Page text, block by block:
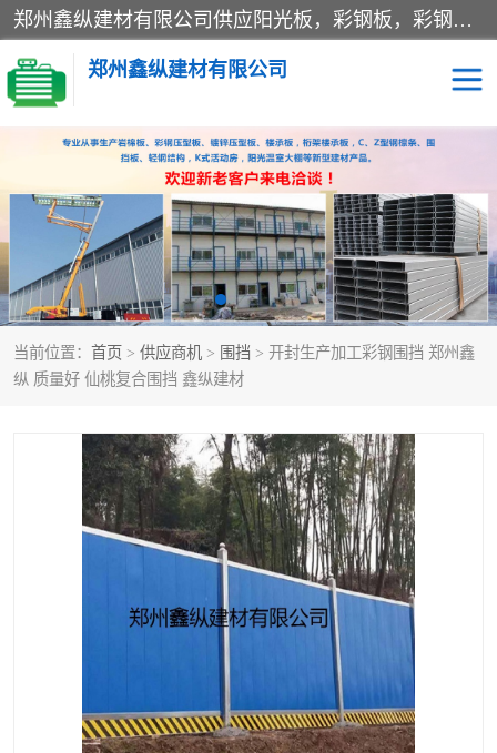
郑州鑫纵建材有限公司供应阳光板，彩钢板，彩钢钢构工程是一家集生产销售租赁安装于一体的企业，主要生产PC采光板，耐力板，仿古琉璃采光板，岩棉板、彩钢压型板、镀锌压型板、桁架楼承板，C、Z型钢檩条、围挡板、轻钢结构，阳光温室大棚等新型建材产品。公司旗下有多台移动式高空压瓦机租赁，承接全国各地业务，专业对外租赁各种型号压瓦机。
郑州鑫纵建材有限公司
当前位置： 首页 > 供应商机 > 围挡 > 开封生产加工彩钢围挡 郑州鑫
纵 质量好 仙桃复合围挡 鑫纵建材
高空瓦机租赁 ASA合成树脂仿古瓦
CZ型钢 FRP采光板
PC多层板 PC耐力板
建筑围挡 楼层板
岩棉板 钢结构配件
彩钢板
生产加工单板复合围挡 市